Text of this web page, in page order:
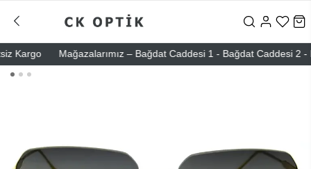
Mağazalarımız – Bağdat Caddesi 1 - Bağdat Caddesi 2 -